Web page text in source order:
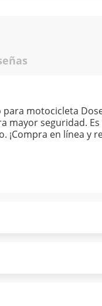
para motocicleta
mayor seguridad.
¡Compra en línea y